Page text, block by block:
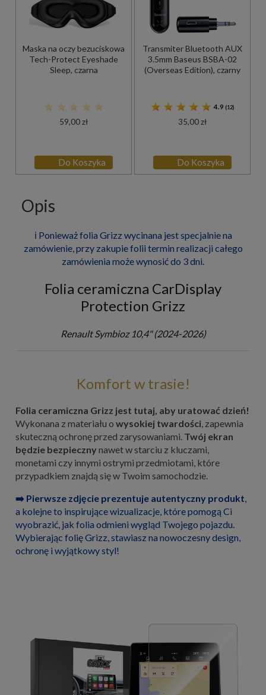
Maska na oczy bezuciskowa
Tech-Protect Eyeshade
Sleep, czarna
59,00 zł
Do Koszyka
Transmiter Bluetooth AUX
3.5mm Baseus BSBA-02
(Overseas Edition), czarny
4.9 (12)
35,00 zł
Do Koszyka
Opis
ℹ️ Ponieważ folia Grizz wycinana jest specjalnie na
zamówienie, przy zakupie folii termin realizacji całego
zamówienia może wynosić do 3 dni.
Folia ceramiczna CarDisplay
Protection Grizz
Renault Symbioz 10,4" (2024-2026)
Komfort w trasie!
Folia ceramiczna Grizz jest tutaj, aby uratować dzień!
Wykonana z materiału o wysokiej twardości, zapewnia
skuteczną ochronę przed zarysowaniami. Twój ekran
będzie bezpieczny nawet w starciu z kluczami,
monetami czy innymi ostrymi przedmiotami, które
przypadkiem znajdą się w Twoim samochodzie.
➡️ Pierwsze zdjęcie prezentuje autentyczny produkt,
a kolejne to inspirujące wizualizacje, które pomogą Ci
wyobrazić, jak folia odmieni wygląd Twojego pojazdu.
Wybierając folię Grizz, stawiasz na nowoczesny design,
ochronę i wyjątkowy styl!